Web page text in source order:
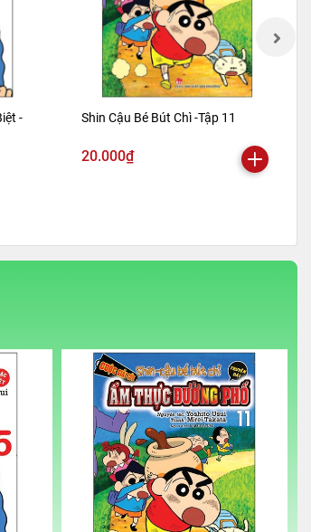
-
Shin Cậu Bé Bút Chì -Tập 11
20.000₫